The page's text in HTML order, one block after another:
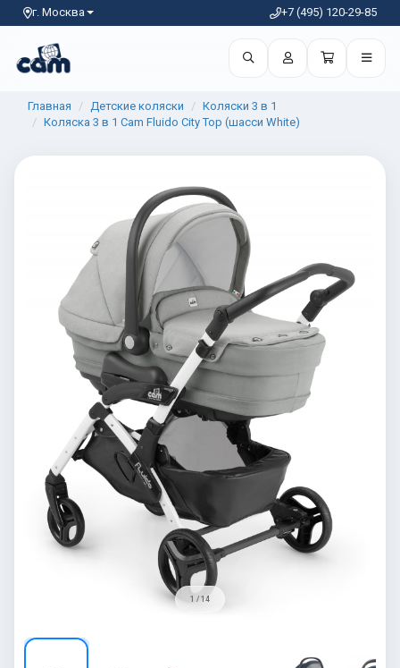
г. Москва +7 (495) 120-29-85
Главная Детские коляски
Коляски 3 в 1
Коляска 3 в 1 Cam Fluido City Top (шасси White)
1 / 14